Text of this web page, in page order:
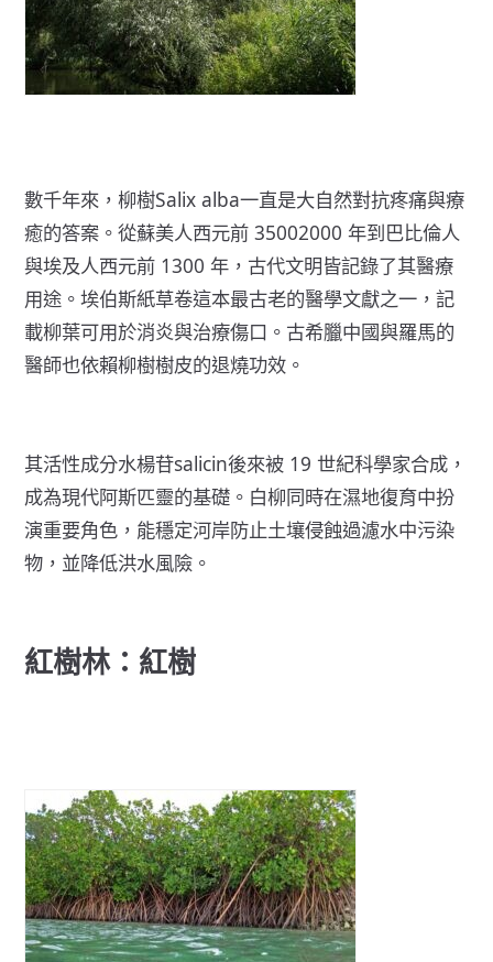
數千年來， 柳樹Salix alba一直是大自然對抗疼痛與療
癒的答案。從蘇美人西元前 35002000 年到巴比倫人
與埃及人西元前 1300 年，古代文明皆記錄了其醫療
用途。 埃伯斯紙草卷這本最古老的醫學文獻之一，記
載柳葉可用於消炎與治療傷口。古希臘中國與羅馬的
醫師也依賴柳樹樹皮的退燒功效。
其活性成分水楊苷salicin後來被 19 世紀科學家合成，
成為現代阿斯匹靈的基礎。白柳同時在濕地復育中扮
演重要角色，能穩定河岸防止土壤侵蝕過濾水中污染
物，並降低洪水風險。
紅樹林：紅樹